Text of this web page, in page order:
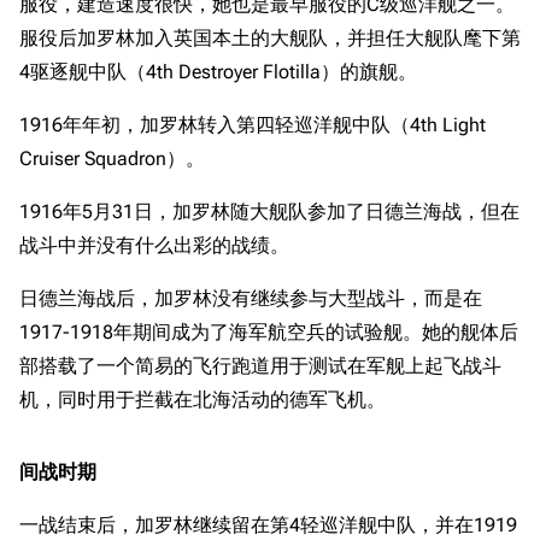
服役后加罗林加入英国本土的大舰队，并担任大舰队麾下第
4驱逐舰中队（4th Destroyer Flotilla）的旗舰。
1916年年初，加罗林转入第四轻巡洋舰中队（4th Light
Cruiser Squadron）。
1916年5月31日，加罗林随大舰队参加了日德兰海战，但在
战斗中并没有什么出彩的战绩。
日德兰海战后，加罗林没有继续参与大型战斗，而是在
1917-1918年期间成为了海军航空兵的试验舰。她的舰体后
部搭载了一个简易的飞行跑道用于测试在军舰上起飞战斗
机，同时用于拦截在北海活动的德军飞机。
间战时期
一战结束后，加罗林继续留在第4轻巡洋舰中队，并在1919